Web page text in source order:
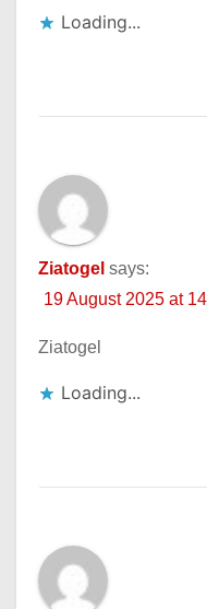
Loading...
Ziatogel says:
19 August 2025 at
Ziatogel
Loading...